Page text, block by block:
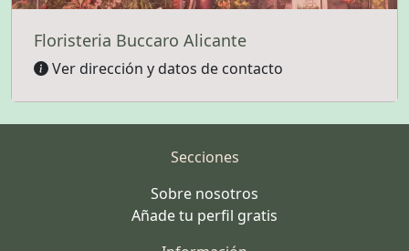
Floristeria Buccaro Alicante
Ver dirección y datos de contacto
Secciones
Sobre nosotros
Añade tu perfil gratis